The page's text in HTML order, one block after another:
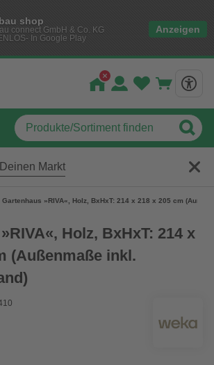
shop
connect GmbH & Co. KG
In Google Play
Anzeigen
Markt
Gartenhaus »RIVA«, Holz, BxHxT: 214 x 218 x 205 cm
Holz, BxHxT: 214 x
(Außenmaße inkl.